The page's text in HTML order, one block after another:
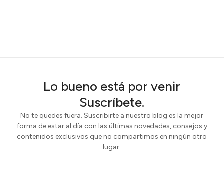
Lo bueno está por venir
Suscríbete.
No te quedes fuera. Suscribirte a nuestro blog es la mejor
forma de estar al día con las últimas novedades, consejos y
contenidos exclusivos que no compartimos en ningún otro
lugar.